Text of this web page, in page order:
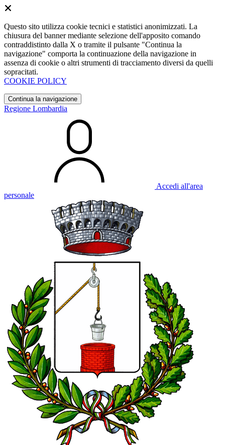
Questo sito utilizza cookie tecnici e statistici anonimizzati. La
chiusura del banner mediante selezione dell'apposito comando
contraddistinto dalla X o tramite il pulsante "Continua la
navigazione" comporta la continuazione della navigazione in
assenza di cookie o altri strumenti di tracciamento diversi da quelli
sopracitati.
COOKIE POLICY
Continua la navigazione
Regione Lombardia
Accedi all'area
personale